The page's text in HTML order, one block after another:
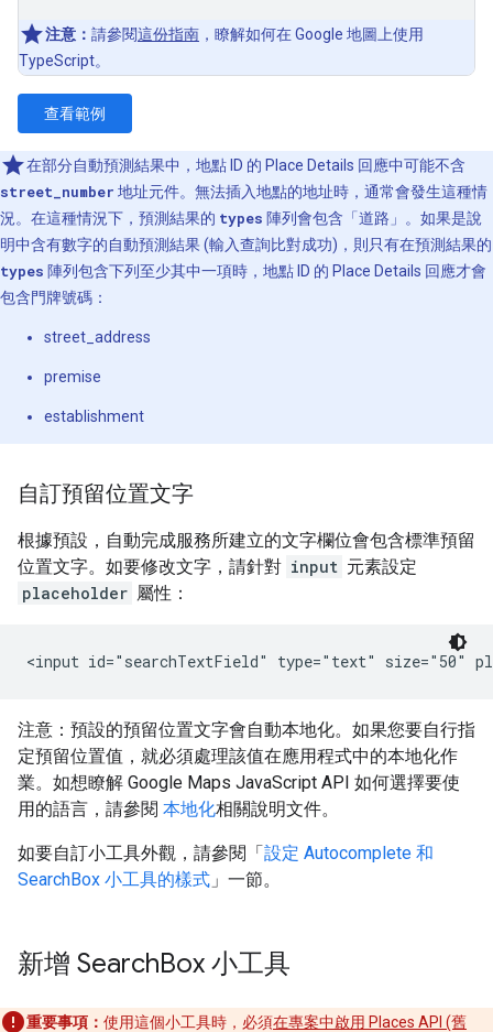
注意： 請參閱這份指南 ，瞭解如何在 Google 地圖上使用
TypeScript。
查看範例
在部分自動預測結果中，地點 ID 的 Place Details 回應中可能不含
street_number 地址元件。無法插入地點的地址時，通常會發生這種情
況。在這種情況下，預測結果的 types 陣列會包含「道路」。如果是說
明中含有數字的自動預測結果 (輸入查詢比對成功)，則只有在預測結果的
types 陣列包含下列至少其中一項時，地點 ID 的 Place Details 回應才會
包含門牌號碼：
street_address
premise
establishment
自訂預留位置文字
根據預設，自動完成服務所建立的文字欄位會包含標準預留
位置文字。如要修改文字，請針對 input 元素設定
placeholder 屬性：
<input id="searchTextField" type="text" size="50"
注意：預設的預留位置文字會自動本地化。如果您要自行指
定預留位置值，就必須處理該值在應用程式中的本地化作
業。如想瞭解 Google Maps JavaScript API 如何選擇要使
用的語言，請參閱 本地化相關說明文件。
如要自訂小工具外觀，請參閱「設定 Autocomplete 和
SearchBox 小工具的樣式 」一節。
新增 SearchBox 小工具
重要事項： 使用這個小工具時，必須在專案中啟用 Places API (舊